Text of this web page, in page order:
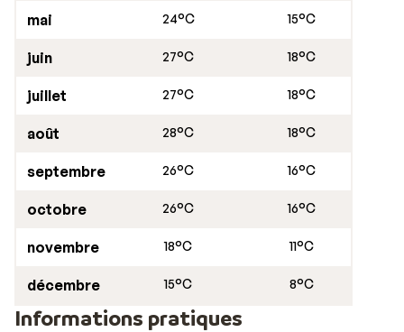
mai 24°C 15°C
juin 27°C 18°C
juillet 27°C 18°C
août 28°C 18°C
septembre 26°C 16°C
octobre 26°C 16°C
novembre 18°C 11°C
décembre 15°C 8°C
Informations pratiques